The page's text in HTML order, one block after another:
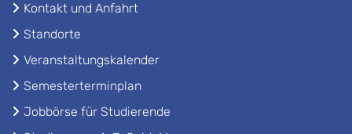
Kontakt und Anfahrt
Standorte
Veranstaltungskalender
Semesterterminplan
Jobbörse für Studierende